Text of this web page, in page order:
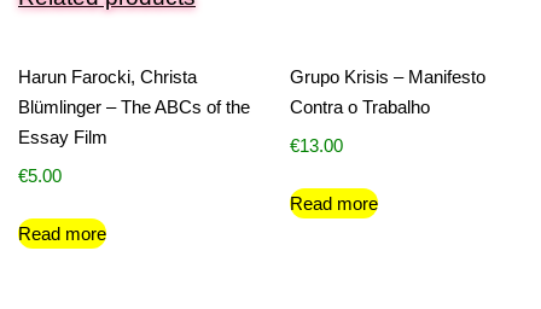
Harun Farocki, Christa
Blümlinger – The ABCs of the
Essay Film
€5.00
Read more
Grupo Krisis – Manifesto
Contra o Trabalho
€13.00
Read more